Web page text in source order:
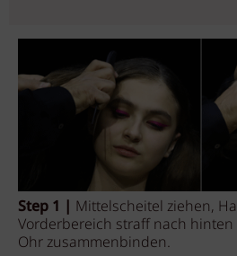
Step 1 | Mittelscheitel ziehen,
Vorderbereich straff nach
Ohr zusammenbinden.